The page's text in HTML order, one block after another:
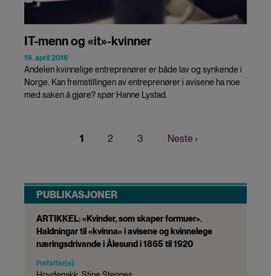
IT-menn og «it»-kvinner
19. april 2016
Andelen kvinnelige entreprenører er både lav og synkende i
Norge. Kan fremstillingen av entreprenører i avisene ha noe
med saken å gjøre? spør Hanne Lystad.
Nåværende
1 Page
2 Page
3
Neste
Neste ›
PUBLIKASJONER
ARTIKKEL: «Kvinder, som skaper formuer».
Haldningar til «kvinna» i avisene og kvinnelege
næringsdrivande i Ålesund i 1865 til 1920
Forfatter(e):